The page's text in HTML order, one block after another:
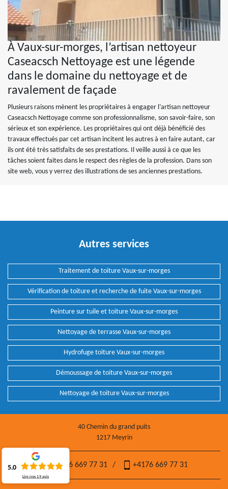
À Vaux-sur-morges, l’artisan nettoyeur
Caseacsch Nettoyage est une légende
dans le domaine du nettoyage et de
ravalement de façade
Plusieurs raisons mènent les propriétaires à engager l’artisan nettoyeur
Caseacsch Nettoyage comme son professionnalisme, son savoir-faire, son
sérieux et son expérience. Les propriétaires qui ont déjà bénéficié des
travaux effectués par cet artisan incitent les autres à en faire autant, car
ils ont été très satisfaits de ses prestations. Il veille aussi à ce que les
tâches soient faites dans le respect des règles de la profession. Dans son
site web, vous y verrez des illustrations de ses anciennes prestations.
Autres services
Traitement de toiture Vaux-sur-morges
Vérification de toiture et recherche de fuite Vaux-sur-morges
Peinture sur tuile et toiture Vaux-sur-morges
Nettoyage de terrasse Vaux-sur-morges
Hydrofuge toiture Vaux-sur-morges
Démoussage de toiture Vaux-sur-morges
Nettoyage de toiture Vaux-sur-morges
40 Chemin du grand puits
1217 Meyrin
+4176 669 77 31 / +4176 669 77 31
5.0
Lire nos19 avis